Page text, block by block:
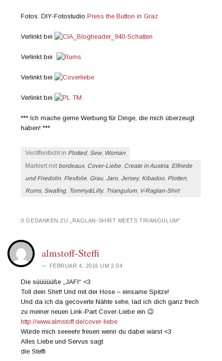
Fotos: DIY-FotostudioPress the Button in Graz
Verlinkt bei
Verlinkt bei
Verlinkt bei
Verlinkt bei
*** Ich mache gerne Werbung für Dinge, die mich überzeugt
haben! ***
Veröffentlicht in Plotted, Sew, Woman
Markiert mit bordeaux, Cover-Liebe, Create in Austria, Elfriede
und Friedolin, Flexfolie, Grau,Jaro,Jersey, Kibadoo, Plotten,
Rums, Swafing, Tommy&Lilly, Triangulum, V-Raglan-Shirt
0 GEDANKEN ZU „ RAGLAN-SHIRT MEETS TRIANGULUM“
almstoff-Steffi
FEBRUAR 4, 2016 UM 2:04
Die süüüüüße „JAFI“ <3
Toll dein Shirt! Und mit der Hose – einsame Spitze!
Und da ich da gecoverte Nähte sehe, lad ich dich ganz frech
zu meiner neuen Link-Part Cover-Liebe ein 😉
http://www.almstoff.de/cover-liebe
Würde mich seeeehr freuen wenn du dabei wärst <3
Alles Liebe und Servus sagt
die Steffi